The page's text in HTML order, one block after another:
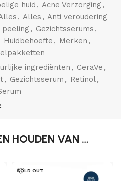
huid , Acne Verzorging ,
, Alles , Anti veroudering
peeling , Gezichtsserums ,
Huidbehoefte , Merken ,
ingrediënten , CeraVe ,
, Gezichtsserum , Retinol,
HOUDEN VAN …
SOLD OUT